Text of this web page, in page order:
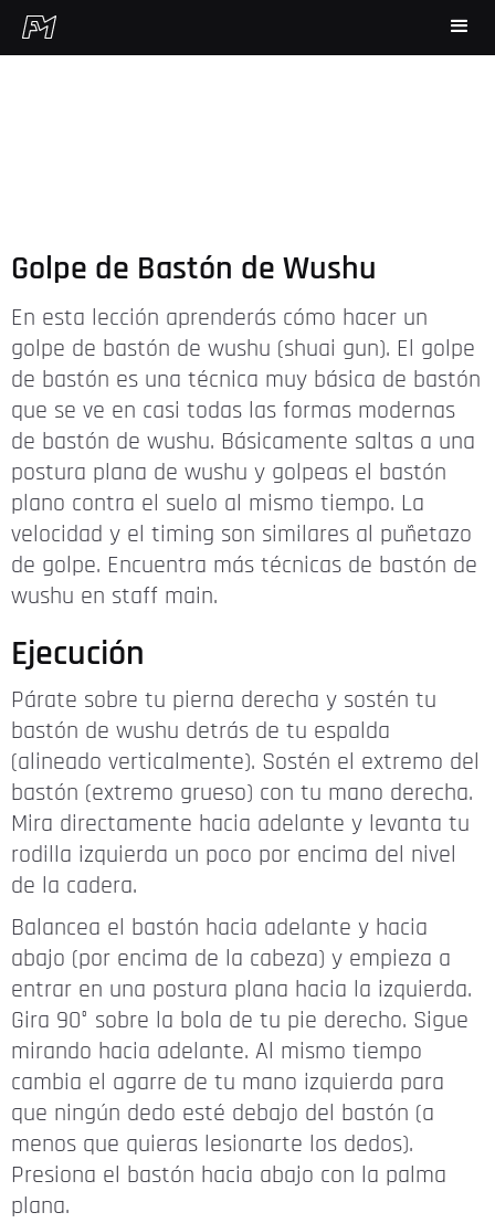
Golpe de Bastón de Wushu
En esta lección aprenderás cómo hacer un
golpe de bastón de wushu (shuai gun). El golpe
de bastón es una técnica muy básica de bastón
que se ve en casi todas las formas modernas
de bastón de wushu. Básicamente saltas a una
postura plana de wushu y golpeas el bastón
plano contra el suelo al mismo tiempo. La
velocidad y el timing son similares al puñetazo
de golpe. Encuentra más técnicas de bastón de
wushu en staff main.
Ejecución
Párate sobre tu pierna derecha y sostén tu
bastón de wushu detrás de tu espalda
(alineado verticalmente). Sostén el extremo del
bastón (extremo grueso) con tu mano derecha.
Mira directamente hacia adelante y levanta tu
rodilla izquierda un poco por encima del nivel
de la cadera.
Balancea el bastón hacia adelante y hacia
abajo (por encima de la cabeza) y empieza a
entrar en una postura plana hacia la izquierda.
Gira 90° sobre la bola de tu pie derecho. Sigue
mirando hacia adelante. Al mismo tiempo
cambia el agarre de tu mano izquierda para
que ningún dedo esté debajo del bastón (a
menos que quieras lesionarte los dedos).
Presiona el bastón hacia abajo con la palma
plana.